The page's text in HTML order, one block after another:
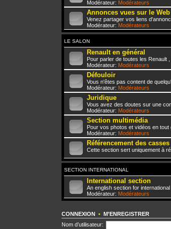
Modérateur: Modérateurs
Annonces vues sur le Web
Venez partager vos liens
Modérateur: Modérateurs
LE SALON
Renault en général
Pour parler de toutes les Renault
Modérateur: Modérateurs
Défouloir
Vous n'êtes pas content de
Modérateur: Modérateurs
Juridique
Vous avez des doutes sur une
Modérateur: Modérateurs
Section multimédia
Pour vos photos et vidéos en tout
Modérateur: Modérateurs
Référencement des
Cette section sert uniquement à
SECTION INTERNATIONAL
International section
An english section for
Modérateur: Modérateurs
CONNEXION • M’ENREGISTRER
Nom d’utilisateur: